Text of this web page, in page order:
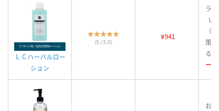
ＬＣハーバルロー
ション
(5 / 5.0)
¥941
ラ
い
（
策
る。
ージ
お